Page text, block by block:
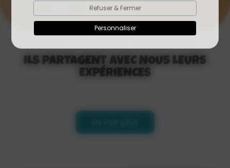
Refuser & Fermer
Personnaliser
ILS PARTAGENT AVEC NOUS LEURS
EXPÉRIENCES